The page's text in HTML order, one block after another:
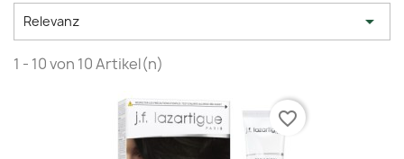
Relevanz 
1 - 10 von 10 Artikel(n)
favorite_border